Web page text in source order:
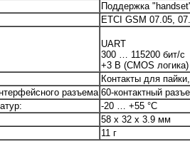
Поддержка
ETCI GSM 07.05,
UART
300 … 115200 бит/с
+3 В (CMOS логика)
Контакты для
разъема 60-контактный
-20 … +55 °С
58 х 32 х 3.9 мм
11 г